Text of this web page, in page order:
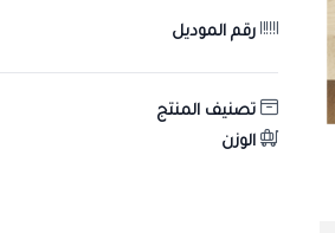
بطانة دافئة:تحافظ على حرارة الجسم في
مقاس ٣–٥ أشهر:
مخصّص للأمهار الصغيرة
رقم الموديل
تصنيف المنتج
الوزن